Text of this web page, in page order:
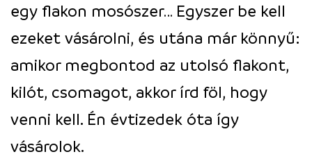
egy flakon mosószer… Egyszer be kell
ezeket vásárolni, és utána már könnyű:
amikor megbontod az utolsó flakont,
kilót, csomagot, akkor írd föl, hogy
venni kell. Én évtizedek óta így
vásárolok.